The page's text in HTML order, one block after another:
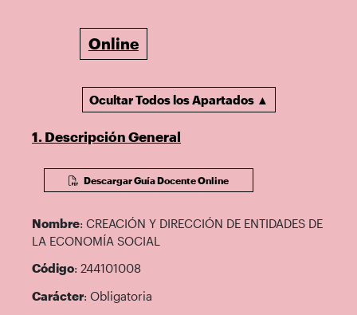
Online
Ocultar Todos los Apartados ▲
1. Descripción General
Descargar Guía Docente Online
Nombre: CREACIÓN Y DIRECCIÓN DE ENTIDADES DE
LA ECONOMÍA SOCIAL
Código: 244101008
Carácter: Obligatoria